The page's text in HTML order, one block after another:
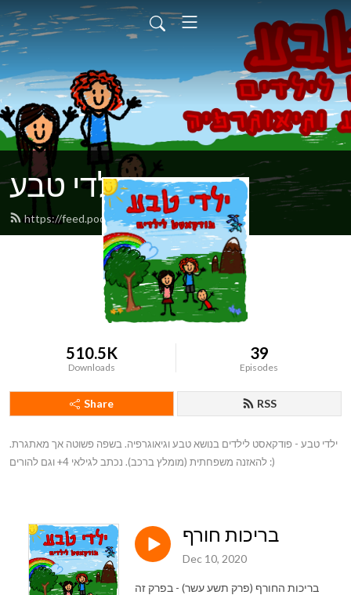
ילדי טבע
https://feed.podbean.com/omryg/feed.xml
510.5K
Downloads
39
Episodes
Share RSS
ילדי טבע - פודקאסט לילדים בנושא טבע וגיאוגרפיה. בשפה פשוטה אך מאתגרת.
להאזנה משפחתית (מומלץ ברכב). נכתב לגילאי 4+ וגם להורים :)
בריכות חורף
Dec 10, 2020
בריכות החורף (פרק תשע עשר) - בפרק זה